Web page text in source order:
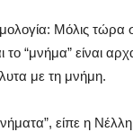
Μόλις τώρα
“μνήμα” είναι
με τη μνήμη.
είπε η